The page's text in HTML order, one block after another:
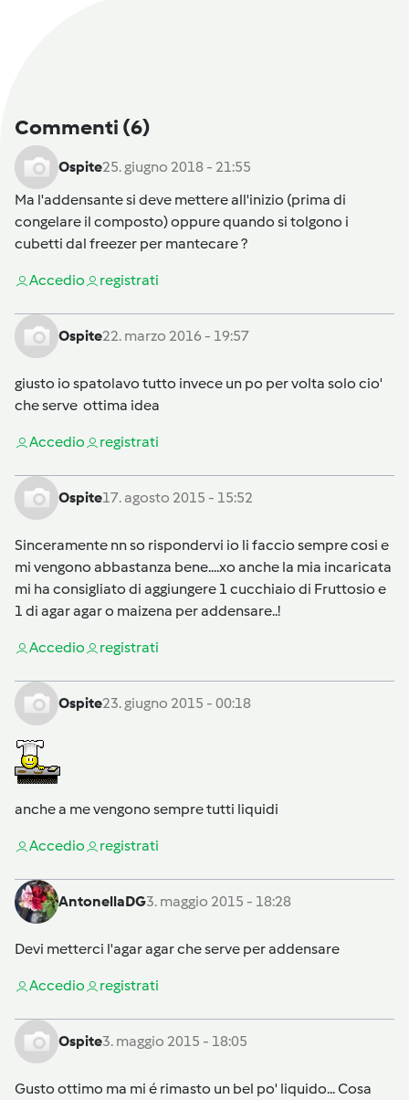
Commenti (6)
Ospite25. giugno 2018 - 21:55
Ma l'addensante si deve mettere all'inizio (prima di
congelare il composto) oppure quando si tolgono i
cubetti dal freezer per mantecare ?
Accedio registrati
Ospite22. marzo 2016 - 19:57
giusto io spatolavo tutto invece un po per volta solo cio'
che serve ottima idea
Accedio registrati
Ospite17. agosto 2015 - 15:52
Sinceramente nn so rispondervi io li faccio sempre cosi e
mi vengono abbastanza bene....xo anche la mia incaricata
mi ha consigliato di aggiungere 1 cucchiaio di Fruttosio e
1 di agar agar o maizena per addensare..!
Accedio registrati
Ospite23. giugno 2015 - 00:18
anche a me vengono sempre tutti liquidi
Accedio registrati
AntonellaDG3. maggio 2015 - 18:28
Devi metterci l'agar agar che serve per addensare
Accedio registrati
Ospite3. maggio 2015 - 18:05
Gusto ottimo ma mi é rimasto un bel po' liquido... Cosa